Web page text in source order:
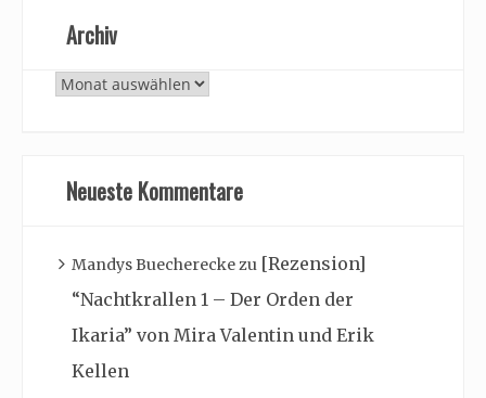
Archiv
Archiv
Neueste Kommentare
Mandys Buechereckezu [Rezension]
“Nachtkrallen 1 – Der Orden der
Ikaria” von Mira Valentin und Erik
Kellen